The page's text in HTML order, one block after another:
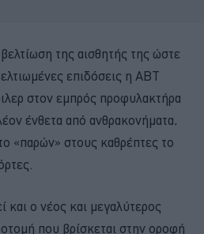
της αισθητής της ώστε
επιδόσεις η ABT
στον εμπρός προφυλακτήρα
ένθετα από ανθρακονήματα,
«παρών» στους καθρέπτες το
και ο νέος και μεγαλύτερος
που βρίσκεται στην οροφή